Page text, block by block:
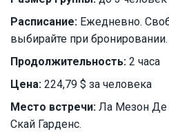
Расписание: Ежедневно.
выбирайте при бронировании.
Продолжительность: 2 часа
Цена: 224,79 $ за человека
Место встречи: Ла Мезон
Скай Гарденс.